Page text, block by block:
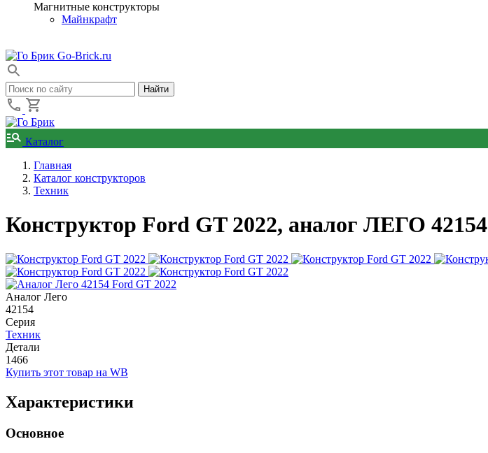
Магнитные конструкторы
Майнкрафт
Go-Brick.ru
Каталог
Главная
Каталог конструкторов
Техник
Конструктор Ford GT 2022, аналог ЛЕГО 42154
Аналог Лего
42154
Серия
Техник
Детали
1466
Купить этот товар на WB
Характеристики
Основное